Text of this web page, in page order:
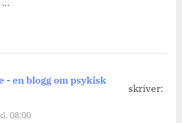
- en blogg om psykisk
skriver:
08:00